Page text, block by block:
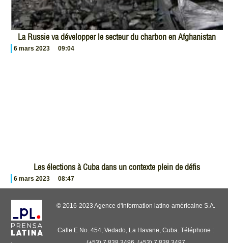
La Russie va développer le secteur du charbon en Afghanistan
6 mars 2023 09:04
Les élections à Cuba dans un contexte plein de défis
6 mars 2023 08:47
© 2016-2023 Agence d'information latino-américaine S.A.
Calle E No. 454, Vedado, La Havane, Cuba. Téléphone :